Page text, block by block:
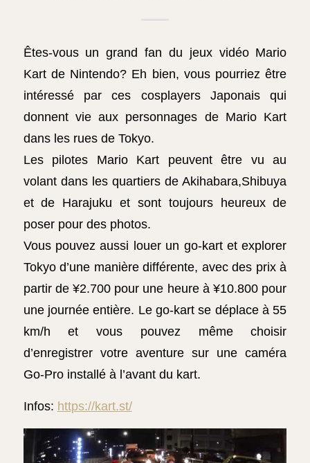
Êtes-vous un grand fan du jeux vidéo Mario
Kart de Nintendo? Eh bien, vous pourriez être
intéressé par ces cosplayers Japonais qui
donnent vie aux personnages de Mario Kart
dans les rues de Tokyo.
Les pilotes Mario Kart peuvent être vu au
volant dans les quartiers de Akihabara,Shibuya
et de Harajuku et sont toujours heureux de
poser pour des photos.
Vous pouvez aussi louer un go-kart et explorer
Tokyo d’une manière différente, avec des prix à
partir de ¥2.700 pour une heure à ¥10.800 pour
une journée entière. Le go-kart se déplace à 55
km/h et vous pouvez même choisir
d’enregistrer votre aventure sur une caméra
Go-Pro installé à l’avant du kart.
Infos: https://kart.st/